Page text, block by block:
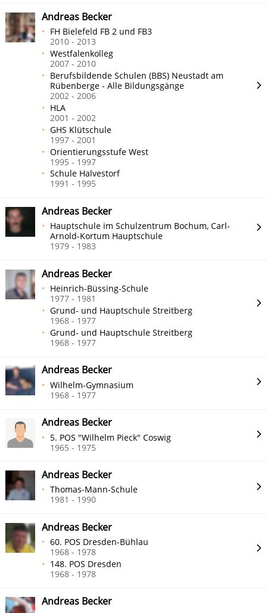
Andreas Becker
FH Bielefeld FB 2 und FB3
2010 - 2013
Westfalenkolleg
2007 - 2010
Berufsbildende Schulen (BBS) Neustadt am
Rübenberge - Alle Bildungsgänge
2002 - 2006
HLA
2001 - 2002
GHS Klütschule
1997 - 2001
Orientierungsstufe West
1995 - 1997
Schule Halvestorf
1991 - 1995
Andreas Becker
Hauptschule im Schulzentrum Bochum, Carl-
Arnold-Kortum Hauptschule
1979 - 1983
Andreas Becker
Heinrich-Büssing-Schule
1977 - 1981
Grund- und Hauptschule Streitberg
1968 - 1977
Grund- und Hauptschule Streitberg
1968 - 1977
Andreas Becker
Wilhelm-Gymnasium
1968 - 1977
Andreas Becker
5. POS "Wilhelm Pieck" Coswig
1965 - 1975
Andreas Becker
Thomas-Mann-Schule
1981 - 1990
Andreas Becker
60. POS Dresden-Bühlau
1968 - 1978
148. POS Dresden
1968 - 1978
Andreas Becker